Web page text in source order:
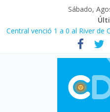
Sábado,
Central venció 1 a 0 al River de
La morosidad alcanzó su nivel
afecta a 400 mil deudores en
Desde que asumió Milei
denuncia crisis como en 2001
Vacaciones de invierno con
turístico: 4,6 millones de